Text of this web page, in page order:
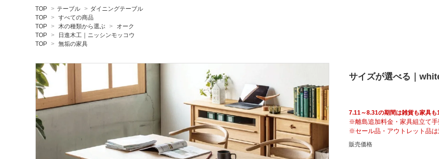
デスク
ミラー
アウトレット
薫玉堂
神藤タオル
ナガノインテリア
飛騨産業 ひむか
TOP > テーブル > ダイニングテーブル
TOP > すべての商品
TOP > 木の種類から選ぶ >
オーク
TOP >
日進木工｜ニッシンモッコウ
TOP > 無垢の家具
サイズが選べる｜
7.11～8.31の期間は雑貨も家具
※離島追加料金・家具組立て
※セール品・アウトレット品
販売価格